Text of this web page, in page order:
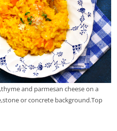
and parmesan cheese on a
or concrete background.Top